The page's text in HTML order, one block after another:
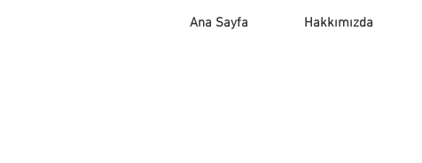
Ana Sayfa Hakkımızda